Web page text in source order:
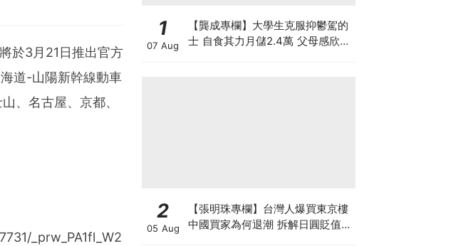
professionals le
news di
end-to-end solu
the worl
network with
powers the stor
於3月21日推出官方
道-山陽新幹線動車
、名古屋、京都、
_prw_PA1fl_W2
1
07 Aug
【龔成專欄】大學生克服抑鬱駕的
士 自食其力月儲2.4萬 父母感欣慰
2
05 Aug
【張明珠專欄】台灣人爆買東京樓
中國買家為何退潮 拆解日圓貶值與